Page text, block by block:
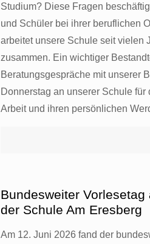
Studium? Diese Fragen
und Schüler bei ihrer beruflichen
arbeitet unsere Schule seit vielen
zusammen. Ein wichtiger
Beratungsgespräche mit unserer
Donnerstag an unserer Schule
Arbeit und ihren persönlichen
Bundesweiter
der Schule Am Eresberg
Am 12. Juni 2026 fand der